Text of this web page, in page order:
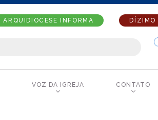
DÍZIMO
ARQUIDIOCESE INFORMA
VOZ DA IGREJA CONTATO